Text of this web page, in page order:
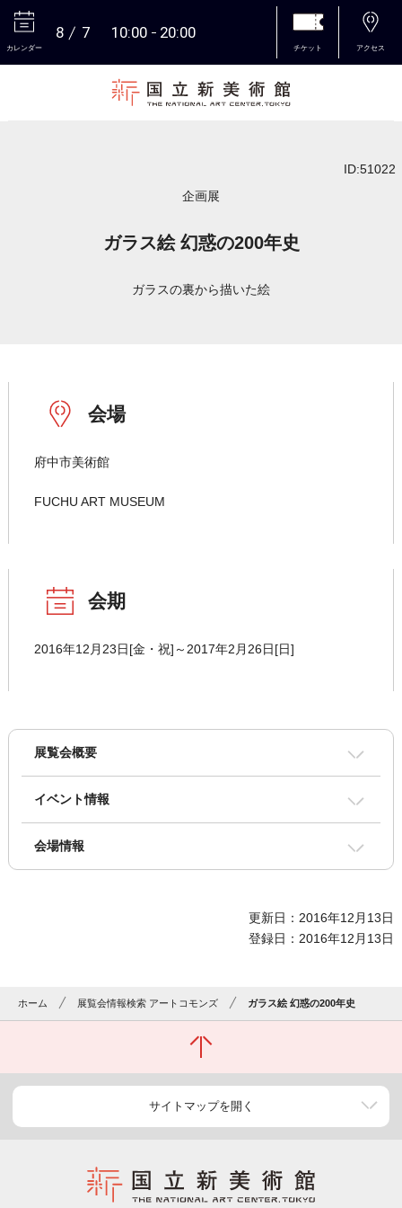
カレンダー
8 7 10:00 20:00
チケット アクセス
ID:51022
企画展
ガラス絵 幻惑の200年史
ガラスの裏から描いた絵
会場
府中市美術館
FUCHU ART MUSEUM
会期
2016年12月23日[金・祝]～2017年2月26日[日]
展覧会概要
イベント情報
会場情報
更新日：2016年12月13日
登録日：2016年12月13日
ホーム 展覧会情報検索 アートコモンズ ガラス絵 幻惑の200年史
サイトマップを開く